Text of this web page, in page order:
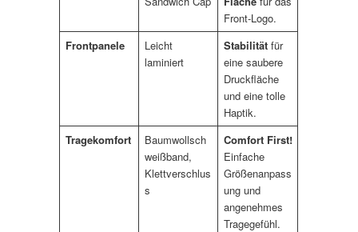
Front-Logo.
Frontpanele
Leicht
laminiert
Stabilitätfür
eine saubere
Druckfläche
und eine tolle
Haptik.
Tragekomfort
Baumwollsch
weißband,
Klettverschlus
s
Comfort First!
Einfache
Größenanpass
ung und
angenehmes
Tragegefühl.